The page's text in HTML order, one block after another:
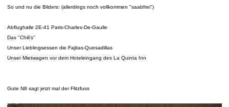
So und nu die Bilders: (allerdings noch vollkommen "saabfrei")
Abflughalle 2E-41 Paris-Charles-De-Gaulle
Das "Chili's"
Unser Lieblingsessen die Fajitas-Quesadillas
Unser Mietwagen vor dem Hoteleingang des La Quinta Inn
Gute N8 sagt jetzt mal der Flitzfuss